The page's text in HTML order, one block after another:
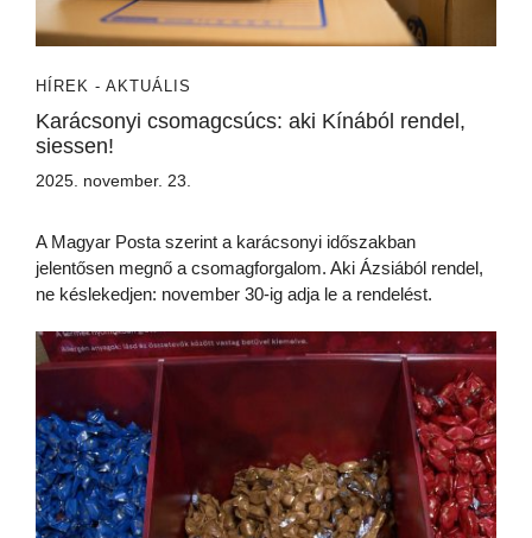
HÍREK - AKTUÁLIS
Karácsonyi csomagcsúcs: aki Kínából rendel,
siessen!
2025. november. 23.
A Magyar Posta szerint a karácsonyi időszakban
jelentősen megnő a csomagforgalom. Aki Ázsiából rendel,
ne késlekedjen: november 30-ig adja le a rendelést.